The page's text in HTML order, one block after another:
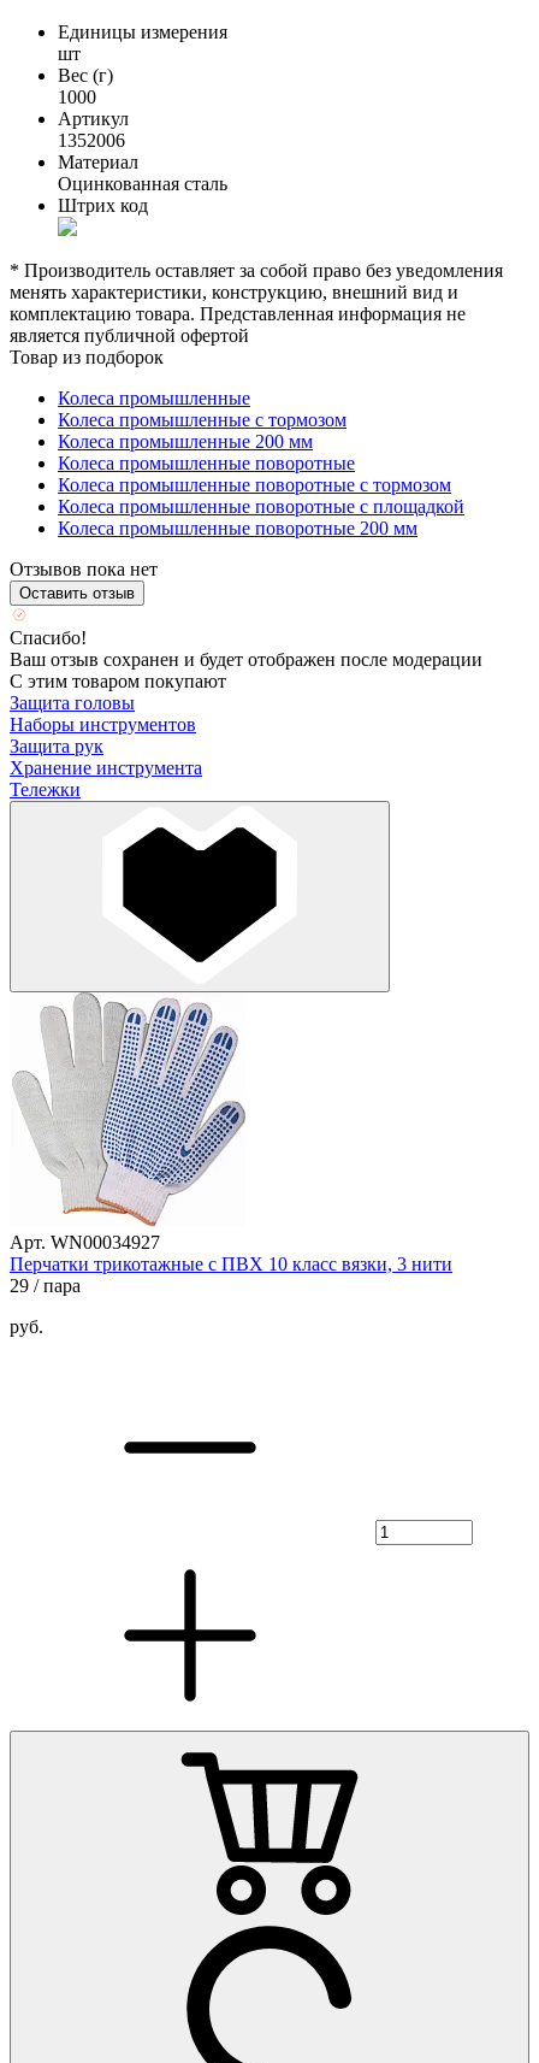
Единицы измерения
шт
Вес (г)
1000
Артикул
1352006
Материал
Оцинкованная сталь
Штрих код
* Производитель оставляет за собой право без уведомления
менять характеристики, конструкцию, внешний вид и
комплектацию товара. Представленная информация не
является публичной офертой
Товар из подборок
Колеса промышленные
Колеса промышленные с тормозом
Колеса промышленные 200 мм
Колеса промышленные поворотные
Колеса промышленные поворотные с тормозом
Колеса промышленные поворотные с площадкой
Колеса промышленные поворотные 200 мм
Отзывов пока нет
Оставить отзыв
Спасибо!
Ваш отзыв сохранен и будет отображен после модерации
С этим товаром покупают
Защита головы
Наборы инструментов
Защита рук
Хранение инструмента
Тележки
Арт. WN00034927
Перчатки трикотажные с ПВХ 10 класс вязки, 3 нити
29 / пара
руб.